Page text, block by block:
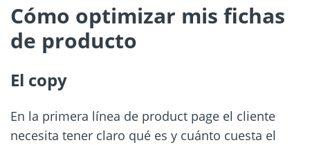
Cómo optimizar mis fichas
de producto
El copy
En la primera línea de product page el cliente
necesita tener claro qué es y cuánto cuesta el